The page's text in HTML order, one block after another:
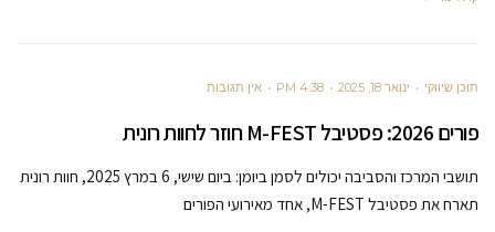
תוכן שיווקי ינואר 18, 2025 4:38 PM אין תגובות
פורים 2026: פסטיבל M-FEST חוזר לחוות רונית
תושבי המרכז והסביבה יכולים לסמן ביומן: ביום שישי, 6 במרץ 2025, חוות רונית
תארח את פסטיבל M-FEST, אחד מאירועי הפורים